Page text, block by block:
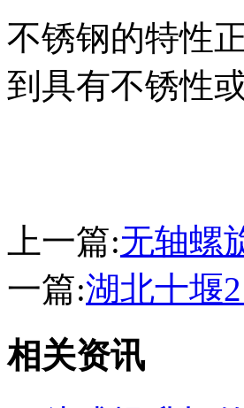
不锈钢的特性
到具有不锈性
上一篇:无轴螺
一篇:湖北十堰
相关资讯